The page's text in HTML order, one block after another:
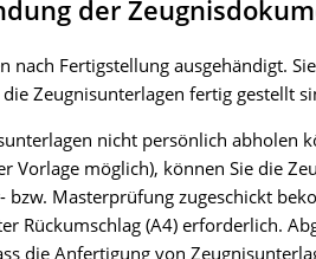
der
nach Fertigstellung ausgehändigt.
Zeugnisunterlagen fertig gestellt
nicht persönlich abholen
Vorlage möglich), können Sie die
bzw. Masterprüfung zugeschickt
Rückumschlag (A4) erforderlich.